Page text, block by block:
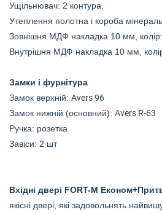
Ущільнювач: 2 контура.
Утеплення полотна і короба
Зовнішня МДФ накладка 10 мм, колір:
Внутрішня МДФ накладка 10 мм,
Замки і фурнітура
Замок верхній: Avers 96
Замок нижній (основний): Avers R-63
Ручка: розетка
Завіси: 2 шт
Вхідні двері FORT-M
якісні двері, які задовольнять